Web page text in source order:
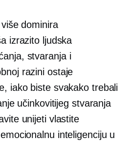
dominira
izrazito ljudska
stvaranja i
razini ostaje
iako biste svakako trebali
učinkovitijeg stvaranja
unijeti vlastite
inteligenciju u